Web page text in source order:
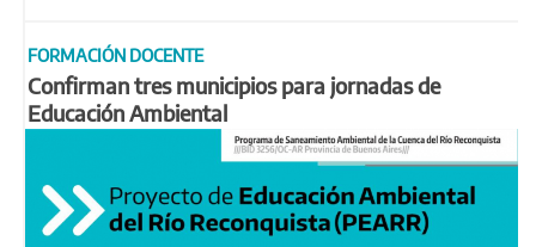
FORMACIÓN DOCENTE
Confirman tres municipios para jornadas de
Educación Ambiental